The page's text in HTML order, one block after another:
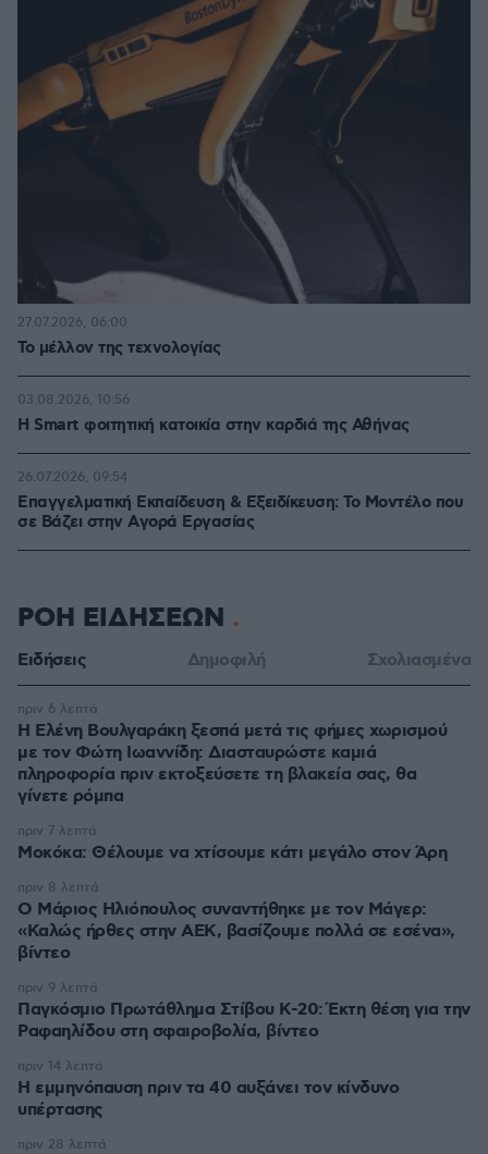
Το μέλλον της τεχνολογίας
27.07.2026, 06:00
Η Smart φοιτητική κατοικία στην καρδιά της Αθήνας
03.08.2026, 10:56
Επαγγελματική Εκπαίδευση & Εξειδίκευση: Το Mοντέλο που
σε Bάζει στην Aγορά Eργασίας
26.07.2026, 09:54
ΡΟΗ ΕΙΔΗΣΕΩΝ
Ειδήσεις Δημοφιλή Σχολιασμένα
Η Ελένη Βουλγαράκη ξεσπά μετά τις φήμες χωρισμού
με τον Φώτη Ιωαννίδη: Διασταυρώστε καμιά
πληροφορία πριν εκτοξεύσετε τη βλακεία σας, θα
γίνετε ρόμπα
πριν 6 λεπτά
Μοκόκα: Θέλουμε να χτίσουμε κάτι μεγάλο στον Άρη
πριν 7 λεπτά
Ο Μάριος Ηλιόπουλος συναντήθηκε με τον Μάγερ:
«Καλώς ήρθες στην ΑΕΚ, βασίζουμε πολλά σε εσένα»,
βίντεο
πριν 8 λεπτά
Παγκόσμιο Πρωτάθλημα Στίβου Κ-20: Έκτη θέση για την
Ραφαηλίδου στη σφαιροβολία, βίντεο
πριν 9 λεπτά
Η εμμηνόπαυση πριν τα 40 αυξάνει τον κίνδυνο
υπέρτασης
πριν 14 λεπτά
πριν 28 λεπτά